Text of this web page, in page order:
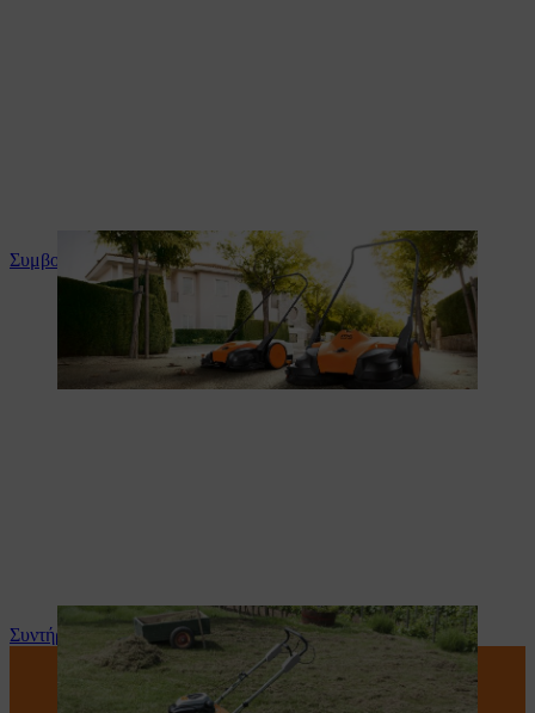
Συμβουλές και οδηγίες για το προϊόν
Συντήρηση και επισκευή